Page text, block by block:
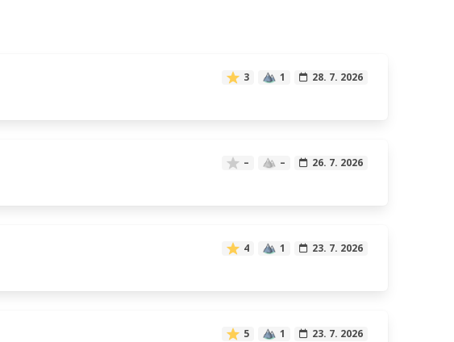
3 1 28. 7. 2026
– – 26. 7. 2026
4 1 23. 7. 2026
5 1 23. 7. 2026